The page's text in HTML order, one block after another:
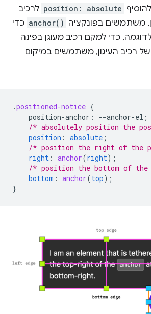
position: absolute לרכיב
משתמשים בפונקציה anchor() כדי
כדי למקם רכיב מעוגן בפינה
רכיב העיגון, משתמשים במיקום
.positioned-notice {
position-anchor : --anchor-el ;
/* absolutely position the
position : absolute ;
/* position the right of the
right : anchor(right);
/* position the bottom of the
bottom : anchor(top);
}